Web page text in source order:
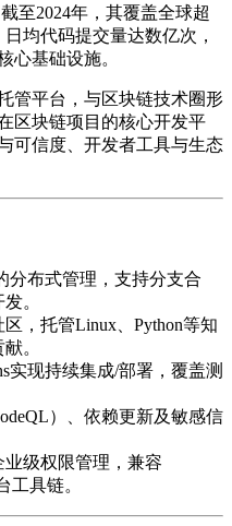
至2024年，其覆盖全球超
均代码提交量达数亿次，
心基础设施。
管平台，与区块链技术圈形
区块链项目的核心开发平
可信度、开发者工具与生态
分布式管理，支持分支合
。
区，托管Linux、Python等知
。
实现持续集成/部署，覆盖测
）、依赖更新及敏感信
级权限管理，兼容
工具链。